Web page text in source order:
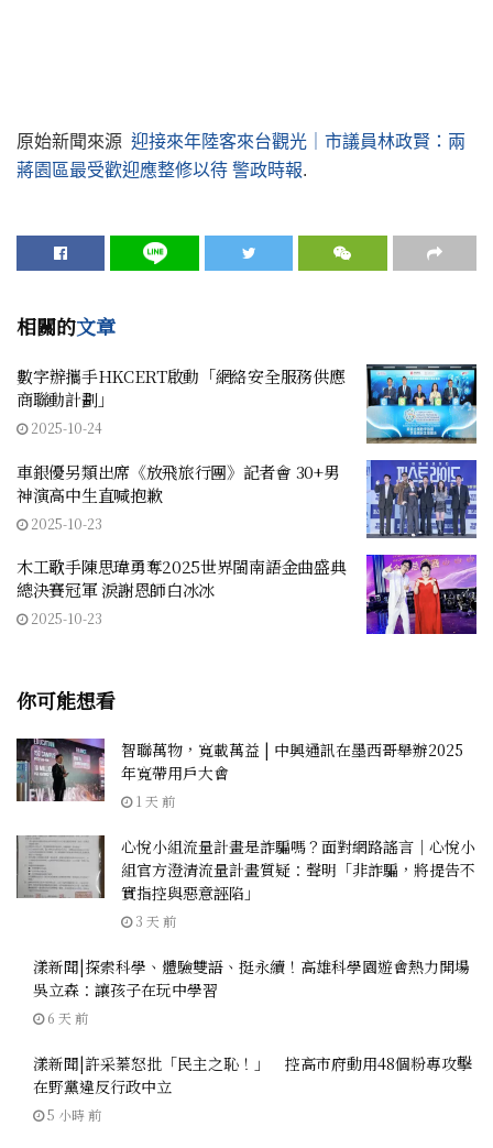
原始新聞來源 迎接來年陸客來台觀光｜市議員林政賢：兩
蔣園區最受歡迎應整修以待 警政時報.
相關的文章
數字辦攜手HKCERT啟動「網絡安全服務供應
商聯動計劃」
2025-10-24
車銀優另類出席《放飛旅行團》記者會 30+男
神演高中生直喊抱歉
2025-10-23
木工歌手陳思瑋勇奪2025世界閩南語金曲盛典
總決賽冠軍 淚謝恩師白冰冰
2025-10-23
你可能想看
智聯萬物，寬載萬益 | 中興通訊在墨西哥舉辦2025
年寬帶用戶大會
1 天 前
心悅小組流量計畫是詐騙嗎？面對網路謠言｜心悅小
組官方澄清流量計畫質疑：聲明「非詐騙，將提告不
實指控與惡意誣陷」
3 天 前
漾新聞|探索科學、體驗雙語、挺永續！高雄科學園遊會熱力開場
吳立森：讓孩子在玩中學習
6 天 前
漾新聞|許采蓁怒批「民主之恥！」 控高市府動用48個粉專攻擊
在野黨違反行政中立
5 小時 前